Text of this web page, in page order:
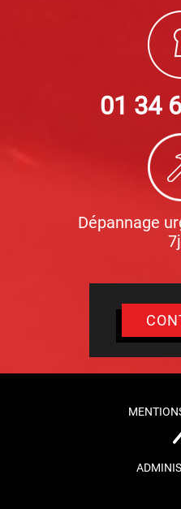
01 34
Dépannage